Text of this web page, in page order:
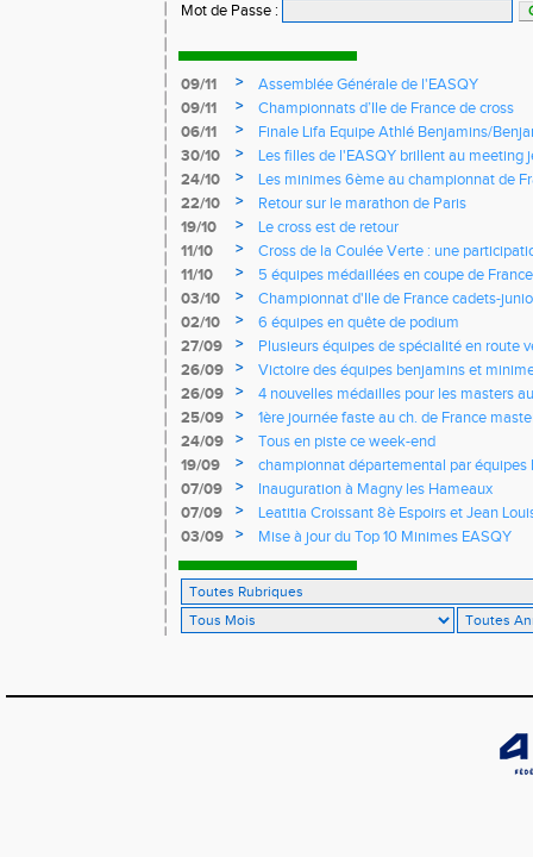
Mot de Passe :
09/11 >
Assemblée Générale de l'EASQY
09/11
>
Championnats d’Ile de France de cross
06/11
>
Finale Lifa Equipe Athlé Benjamins/
30/10
>
Les filles de l'EASQY brillent au meeting
records du club battus
24/10 >
Les minimes 6ème au championnat de
22/10
>
Retour sur le marathon de Paris
19/10
>
Le cross est de retour
11/10
>
Cross de la Coulée Verte : une
Rendez-vous !
11/10 >
5 équipes médaillées en coupe de France
03/10
>
Championnat d'Ile de France cadets-
l'EASQY victorieuses
02/10 >
6 équipes en quête de podium
27/09
>
Plusieurs équipes de spécialité en route
France
26/09 >
Victoire des équipes benjamins et
Yvelines
26/09 >
4 nouvelles médailles pour les masters
25/09
>
1ère journée faste au ch. de France
d'argent
24/09 >
Tous en piste ce week-end
19/09
>
championnat départemental par
07/09
>
Inauguration à Magny les Hameaux
07/09
>
Leatitia Croissant 8è Espoirs et Jean
France de 10 km sur route
03/09 > Mise à jour du Top 10 Minimes EASQY